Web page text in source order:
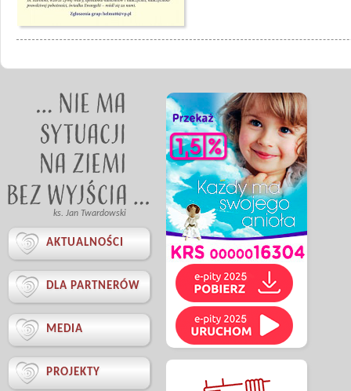
ks. Jan Twardowski
 AKTUALNOŚCI
 DLA PARTNERÓW
 MEDIA
 PROJEKTY